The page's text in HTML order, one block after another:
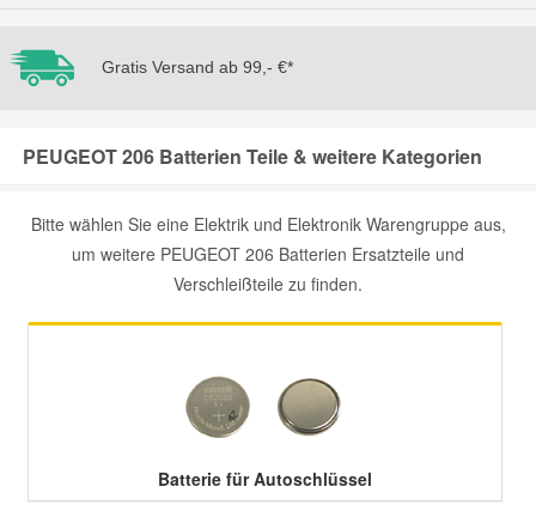
Gratis Versand ab 99,- €*
PEUGEOT 206 Batterien Teile & weitere Kategorien
Bitte wählen Sie eine Elektrik und Elektronik Warengruppe aus,
um weitere PEUGEOT 206 Batterien Ersatzteile und
Verschleißteile zu finden.
Batterie für Autoschlüssel
Kia Ersatzteile
Lancia Ersatzteile
Mazda Ersatzteile
Mercedes Ersatzteile
Mini Ersatzteile
Nissan Ersatzteile
Porsche Ersatzteile